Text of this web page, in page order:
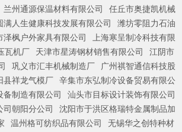
兰州通源保温材料有限公司
任丘市奥捷凯机械
满人生健康科技发展有限公司
潍坊零阻力石油
泽枫户外家具有限公司
上海寒呈制冷科技有限
瓦机厂 天津市星涛钢材销售有限公司
江阴市
巩义市汇丰机械制造厂
广州祺智通信科技股
县祥龙气模厂 辛集市东弘制冷设备贸易有限公
备制造有限公司
汕头市目标设计装饰有限公司
司朝阳分公司
沈阳市于洪区格瑞特金属制品加
温州格可纺织品有限公司
无锡华之创特种材